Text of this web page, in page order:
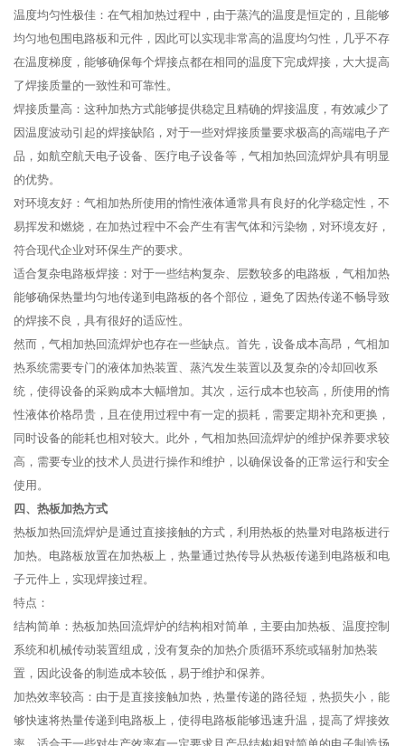
温度均匀性极佳：在气相加热过程中，由于蒸汽的温度是恒定的，且能够
均匀地包围电路板和元件，因此可以实现非常高的温度均匀性，几乎不存
在温度梯度，能够确保每个焊接点都在相同的温度下完成焊接，大大提高
了焊接质量的一致性和可靠性。
焊接质量高：这种加热方式能够提供稳定且精确的焊接温度，有效减少了
因温度波动引起的焊接缺陷，对于一些对焊接质量要求极高的高端电子产
品，如航空航天电子设备、医疗电子设备等，气相加热回流焊炉具有明显
的优势。
对环境友好：气相加热所使用的惰性液体通常具有良好的化学稳定性，不
易挥发和燃烧，在加热过程中不会产生有害气体和污染物，对环境友好，
符合现代企业对环保生产的要求。
适合复杂电路板焊接：对于一些结构复杂、层数较多的电路板，气相加热
能够确保热量均匀地传递到电路板的各个部位，避免了因热传递不畅导致
的焊接不良，具有很好的适应性。
然而，气相加热回流焊炉也存在一些缺点。首先，设备成本高昂，气相加
热系统需要专门的液体加热装置、蒸汽发生装置以及复杂的冷却回收系
统，使得设备的采购成本大幅增加。其次，运行成本也较高，所使用的惰
性液体价格昂贵，且在使用过程中有一定的损耗，需要定期补充和更换，
同时设备的能耗也相对较大。此外，气相加热回流焊炉的维护保养要求较
高，需要专业的技术人员进行操作和维护，以确保设备的正常运行和安全
使用。
四、热板加热方式
热板加热回流焊炉是通过直接接触的方式，利用热板的热量对电路板进行
加热。电路板放置在加热板上，热量通过热传导从热板传递到电路板和电
子元件上，实现焊接过程。
特点：
结构简单：热板加热回流焊炉的结构相对简单，主要由加热板、温度控制
系统和机械传动装置组成，没有复杂的加热介质循环系统或辐射加热装
置，因此设备的制造成本较低，易于维护和保养。
加热效率较高：由于是直接接触加热，热量传递的路径短，热损失小，能
够快速将热量传递到电路板上，使得电路板能够迅速升温，提高了焊接效